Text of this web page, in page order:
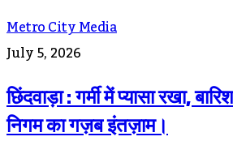
Metro City Media
July 5, 2026
छिंदवाड़ा : गर्मी में प्यासा रखा,
निगम का गज़ब इंतज़ाम।